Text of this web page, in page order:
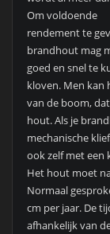
Om voldoende
rendement te
brandhout mag
goed en snel te
kloven. Men kan
van de boom,
hout. Als je
mechanische
ook zelf met een
Het hout moet
Normaal
cm per jaar. De
afhankelijk van